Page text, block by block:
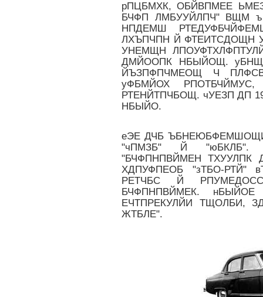
рПЦБМХК, ОБЙВПМЕЕ
БЧФП ЛМБУУЙЛПЧ" ВЩМ
НПДЕМШ
ЛХЪПЧПН Й ФТЕИТСДОЩН
УНЕМЩН
ДМЙООПК НБЫЙОЩ.
ЙЪЗПФПЧМЕОЩ Ч
уФБМЙОХ
РТЕНЙТПЧБОЩ. чУЕЗП ДП
НБЫЙО.
еЭЕ ДЧБ
"чПМЗБ" Й "юБКЛБ".
"БЧФПНПВЙМЕН
ХДПУФПЕОБ "зТБО-РТЙ"
РЕТЧБС Й
БЧФПНПВЙМЕК.
ЕЧТПРЕКУЛЙИ ТЩОЛБИ,
ЖТБЛЕ".